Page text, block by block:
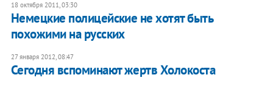
18 октября 2011, 03:30
Немецкие полицейские не хотят быть
похожими на русских
27 января 2012, 08:47
Сегодня вспоминают жертв Холокоста